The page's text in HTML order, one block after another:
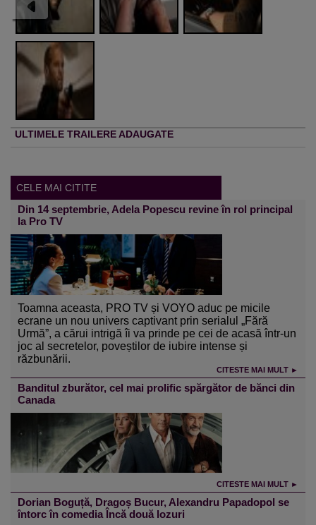
ULTIMELE TRAILERE ADAUGATE
CELE MAI CITITE
Din 14 septembrie, Adela Popescu revine în rol principal
la Pro TV
Toamna aceasta, PRO TV și VOYO aduc pe micile
ecrane un nou univers captivant prin serialul „Fără
Urmă”, a cărui intrigă îi va prinde pe cei de acasă într-un
joc al secretelor, poveștilor de iubire intense și
răzbunării.
CITESTE MAI MULT ►
Banditul zburător, cel mai prolific spărgător de bănci din
Canada
CITESTE MAI MULT ►
Dorian Boguță, Dragoș Bucur, Alexandru Papadopol se
întorc în comedia Încă două lozuri